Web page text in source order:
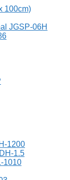
100cm)
JGSP-06H
1200
1.5
1010